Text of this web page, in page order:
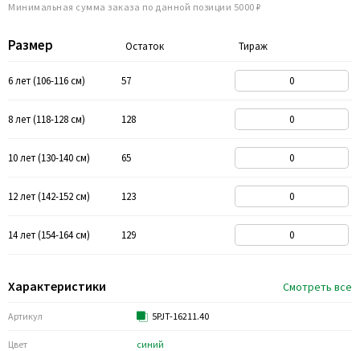
Размер Остаток Тираж
6 лет (106-116 см) 57
8 лет (118-128 см) 128
10 лет (130-140 см) 65
12 лет (142-152 см) 123
14 лет (154-164 см) 129
Характеристики Смотреть все
Артикул 5PJT-16211.40
Цвет синий
Минимальная сумма заказа по данной позиции 5000 ₽